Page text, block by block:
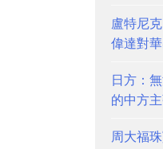
盧特尼
偉達對
日方：
的中方
周大福